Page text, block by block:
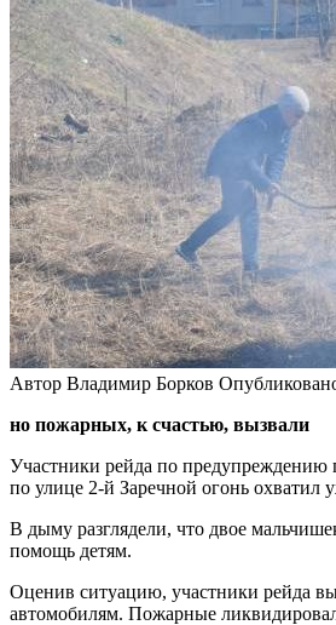
Автор Владимир Борков
но пожарных, к счастью, вызвали
Участники рейда по
по улице 2-й Заречной огонь
В дыму разглядели, что двое
помощь детям.
Оценив ситуацию, участники рейда
автомобилям. Пожарные